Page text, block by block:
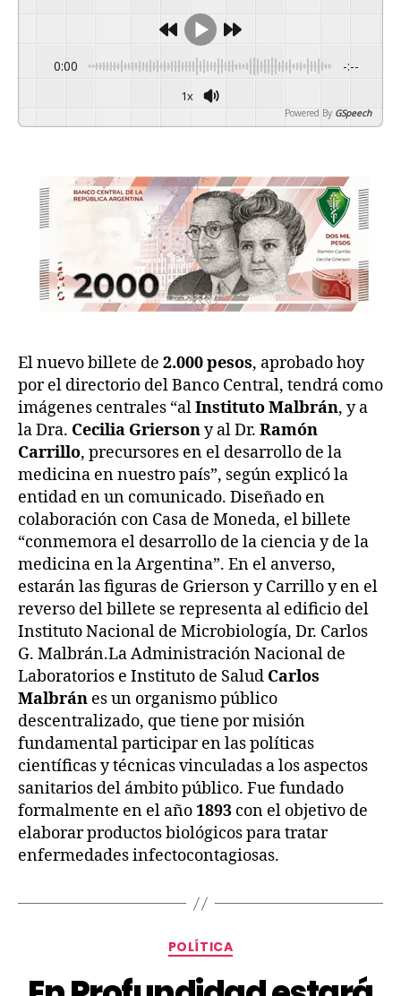
0:00 -:--
1x
Powered By GSpeech
El nuevo billete de 2.000 pesos, aprobado hoy
por el directorio del Banco Central, tendrá como
imágenes centrales “alInstituto Malbrán, y a
la Dra. Cecilia Griersony al Dr. Ramón
Carrillo, precursores en el desarrollo de la
medicina en nuestro país”, según explicó la
entidad en un comunicado. Diseñado en
colaboración con Casa de Moneda, el billete
“conmemora el desarrollo de la ciencia y de la
medicina en la Argentina”. En el anverso,
estarán las figuras de Grierson y Carrillo y en el
reverso del billete se representa al edificio del
Instituto Nacional de Microbiología, Dr. Carlos
G. Malbrán.La Administración Nacional de
Laboratorios e Instituto de Salud Carlos
Malbrán es un organismo público
descentralizado, que tiene por misión
fundamental participar en las políticas
científicas y técnicas vinculadas a los aspectos
sanitarios del ámbito público. Fue fundado
formalmente en el año1893 con el objetivo de
elaborar productos biológicos para tratar
enfermedades infectocontagiosas.
POLÍTICA